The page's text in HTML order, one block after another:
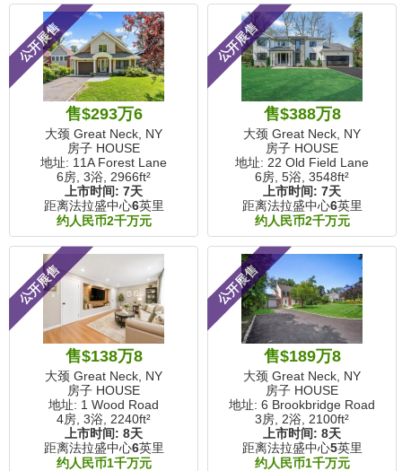
公开展售
售$293万6
大颈 Great Neck, NY
房子 HOUSE
地址: 11A Forest Lane
6房, 3浴, 2966ft²
上市时间: 7天
距离法拉盛中心6英里
约人民币2千万元
公开展售
售$388万8
大颈 Great Neck, NY
房子 HOUSE
地址: 22 Old Field Lane
6房, 5浴, 3548ft²
上市时间: 7天
距离法拉盛中心6英里
约人民币2千万元
公开展售
售$138万8
大颈 Great Neck, NY
房子 HOUSE
地址: 1 Wood Road
4房, 3浴, 2240ft²
上市时间: 8天
距离法拉盛中心6英里
约人民币1千万元
公开展售
售$189万8
大颈 Great Neck, NY
房子 HOUSE
地址: 6 Brookbridge Road
3房, 2浴, 2100ft²
上市时间: 8天
距离法拉盛中心5英里
约人民币1千万元